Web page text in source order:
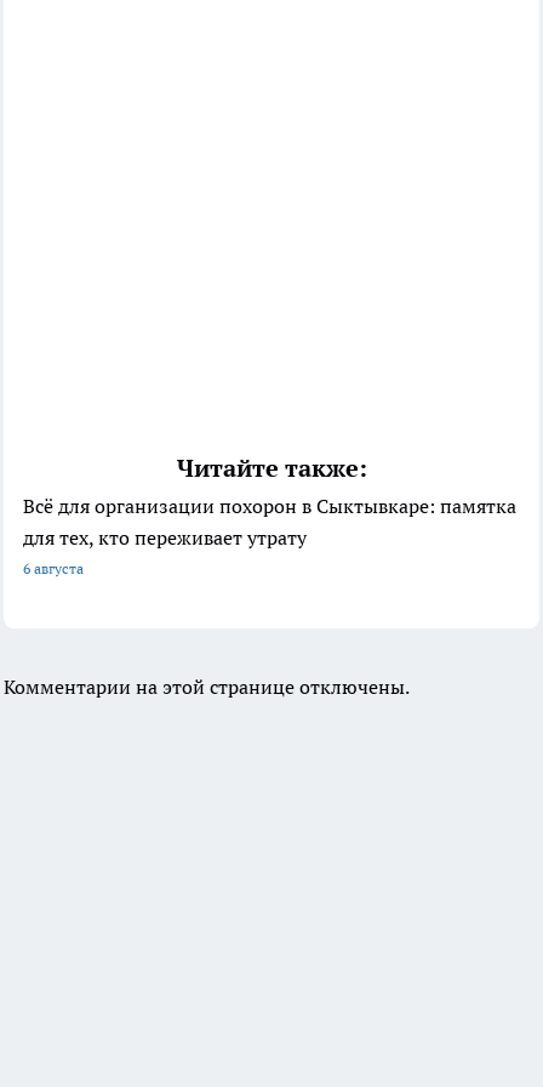
Читайте также:
Всё для организации похорон в Сыктывкаре: памятка
для тех, кто переживает утрату
6 августа
Комментарии на этой странице отключены.